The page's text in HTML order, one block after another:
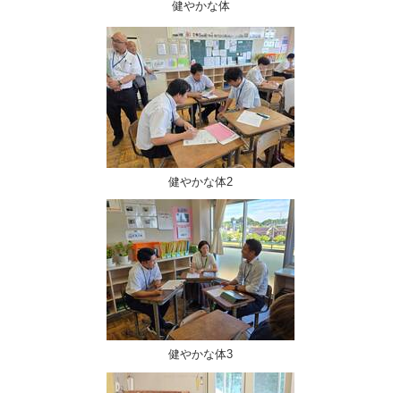
健やかな体
健やかな体2
健やかな体3